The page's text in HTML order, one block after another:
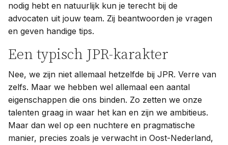
nodig hebt en natuurlijk kun je terecht bij de
advocaten uit jouw team. Zij beantwoorden je vragen
en geven handige tips.
Een typisch JPR-karakter
Nee, we zijn niet allemaal hetzelfde bij JPR. Verre van
zelfs. Maar we hebben wel allemaal een aantal
eigenschappen die ons binden. Zo zetten we onze
talenten graag in waar het kan en zijn we ambitieus.
Maar dan wel op een nuchtere en pragmatische
manier, precies zoals je verwacht in Oost-Nederland,